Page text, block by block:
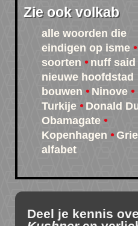
Zie ook volkab
alle woorden die
eindigen op isme
soorten
nuff said
nieuwe hoofdstad
bouwen
Ninove
Turkije
Donald
Obamagate
Kopenhagen
alfabet
Deel je kennis